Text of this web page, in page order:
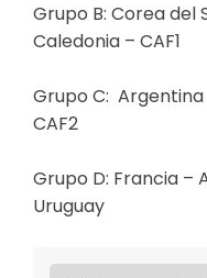
Grupo B: Corea del
Caledonia – CAF1
Grupo C:
CAF2
Grupo D: Francia –
Uruguay